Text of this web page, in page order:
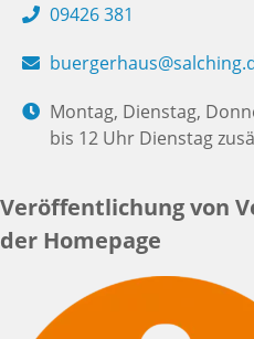
09426 381
Montag, Dienstag,
bis 12 Uhr Dienstag
Veröffentlichung von
der Homepage